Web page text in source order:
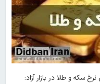
نرخ سکه و طلا در بازار آزاد: